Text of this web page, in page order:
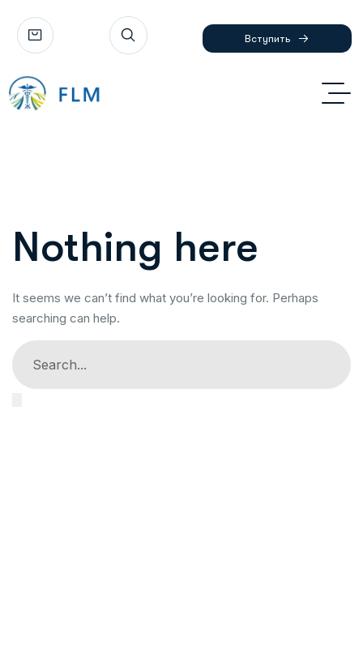
Вступить
Nothing here
It seems we can’t find what you’re looking for. Perhaps
searching can help.